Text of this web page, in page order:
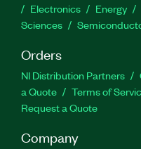
Electronics
Energy
Sciences
Orders
NI Distribution Partners
a Quote
Terms of
Request a Quote
Company